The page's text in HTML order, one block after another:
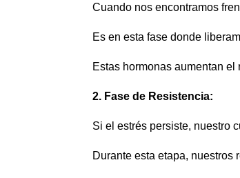
Cuando nos encontramos
Es en esta fase donde
Estas hormonas aumentan
2. Fase de Resistencia:
Si el estrés persiste, nuestro
Durante esta etapa, nuestros